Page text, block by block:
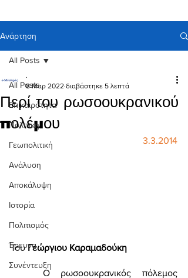
Ανάρτηση
All Posts
Επικαιρότητα
Πολιτική
Γεωπολιτική
Ανάλυση
Αποκάλυψη
Ιστορία
Πολιτισμός
Έρευνα
Συνέντευξη
All Posts
Περί του ρωσοουκρανικού
πολέμου
.
8 Μαρ 2022 διαβάστηκε 5 λεπτά
3.3.2014
Του Γεώργιου Καραμαδούκη